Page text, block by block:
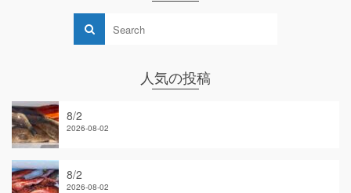
人気の投稿
8/2
2026-08-02
8/2
2026-08-02